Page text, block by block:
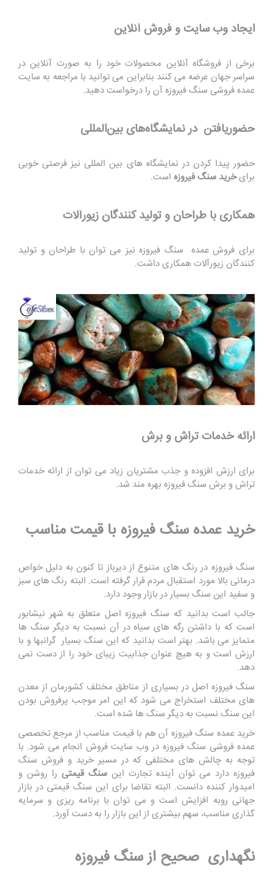
ایجاد وب سایت و فروش آنلاین
برخی از فروشگاه آنلاین محصولات خود را به صورت آنلاین در
سراسر جهان عرضه می کنند بنابراین می توانید با مراجعه به سایت
عمده فروشی سنگ فیروزه آن را درخواست دهید.
حضوریافتن در نمایشگاه‌های بین‌المللی
حضور پیدا کردن در نمایشگاه های بین المللی نیز فرصتی خوبی
برایخرید سنگ فیروزه است.
همکاری با طراحان و تولید کنندگان زیورآلات
برای فروش عمده سنگ فیروزه نیز می توان با طراحان و تولید
کنندگان زیورآلات همکاری داشت.
ارائه خدمات تراش و برش
برای ارزش افزوده و جذب مشتریان زیاد می توان از ارائه خدمات
تراش و برش سنگ فیروزه بهره مند شد.
خرید عمده سنگ فیروزه با قیمت مناسب
سنگ فیروزه در رنگ های متنوع از دیرباز تا کنون به دلیل خواص
درمانی بالا مورد استقبال مردم قرار گرفته است. البته رنگ های سبز
و سفید این سنگ بسیار در بازار وجود دارد.
جالب است بدانید که سنگ فیروزه اصل متعلق به شهر نیشابور
است که با داشتن رگه های سیاه در آن نسبت به دیگر سنگ ها
متمایز می باشد. بهتر است بدانید که این سنگ بسیار گرانبها و با
ارزش است و به هیچ عنوان جذابیت زیبای خود را از دست نمی
دهد.
سنگ فیروزه اصل در بسیاری از مناطق مختلف کشورمان از معدن
های مختلف استخراج می شود که این امر موجب پرفروش بودن
این سنگ نسبت به دیگر سنگ ها شده است.
خرید عمده سنگ فیروزه آن هم با قیمت مناسب از مرجع تخصصی
عمده فروشی سنگ فیروزه در وب سایت فروش انجام می شود. با
توجه به چالش های مختلفی که در مسیر خرید و فروش سنگ
فیروزه دارد می توان آینده تجارت این سنگ قیمتی را روشن و
امیدوار کننده دانست. البته تقاضا برای این سنگ قیمتی در بازار
جهانی روبه افزایش است و می توان با برنامه ریزی و سرمایه
گذاری مناسب، سهم بیشتری از این بازار را به دست آورد.
نگهداری صحیح از سنگ فیروزه